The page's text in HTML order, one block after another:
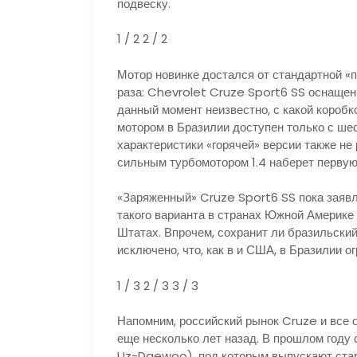
подвеску.
1 / 22 / 2
Мотор новинке достался от стандартной
раза: Chevrolet Cruze Sport6 SS
данный момент неизвестно, с какой
мотором в Бразилии доступен только с
характеристики «горячей» версии
сильным турбомотором 1.4 наберет
«Заряженный» Cruze Sport6 SS пока
такого варианта в странах Южной
Штатах. Впрочем, сохранит ли
исключено, что, как в и США, в Бразилии
1 / 3 2 / 3 3 / 3
Напомним, российский рынок Cruze и
еще несколько лет назад. В прошлом